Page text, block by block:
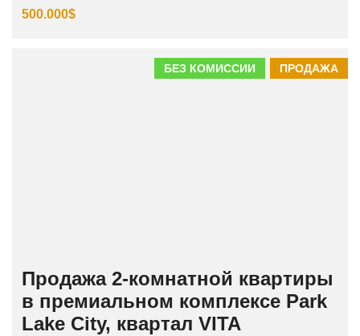
500.000$
ПРОДАЖА
БЕЗ КОМИССИИ
Продажа 2-комнатной квартиры
в премиальном комплексе Park
Lake City, квартал VITA